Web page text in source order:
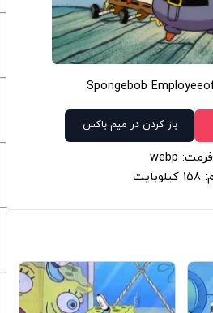
Spongebob
باز کردن در میم باکس
فرمت: webp